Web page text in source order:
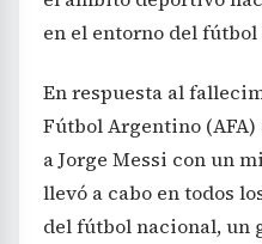
en el entorno del
En respuesta al
Fútbol Argentino
a Jorge Messi con un
llevó a cabo en todos
del fútbol nacional, un